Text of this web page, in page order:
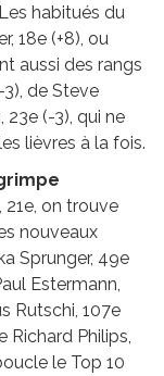
habitués du
18e (+8), ou
aussi des rangs
de Steve
23e (-3), qui ne
lièvres à la fois.
21e, on trouve
nouveaux
Sprunger, 49e
Estermann,
Rutschi, 107e
Richard Philips,
le Top 10